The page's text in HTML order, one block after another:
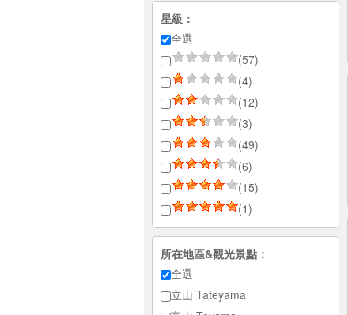
星級：
全選
(57)
(4)
(12)
(3)
(49)
(6)
(15)
(1)
所在地區&觀光景點：
全選
立山 Tateyama